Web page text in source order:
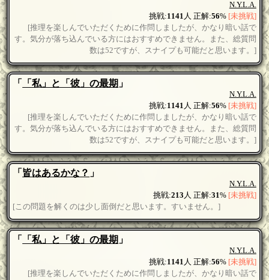
N.Y.L.A.
挑戦:1141 人 正解:56% [未挑戦]
[推理を楽しんでいただくために作問しましたが、かなり暗い話で
す。気分が落ち込んでいる方にはおすすめできません。また、総質問
数は52ですが、スナイプも可能だと思います。]
「 「私」と「彼」の最期 」
N.Y.L.A.
挑戦:1141 人 正解:56% [未挑戦]
[推理を楽しんでいただくために作問しましたが、かなり暗い話で
す。気分が落ち込んでいる方にはおすすめできません。また、総質問
数は52ですが、スナイプも可能だと思います。]
「 皆はあるかな？ 」
N.Y.L.A.
挑戦:213 人 正解:31% [未挑戦]
[この問題を解くのは少し面倒だと思います。すいません。]
「 「私」と「彼」の最期 」
N.Y.L.A.
挑戦:1141 人 正解:56% [未挑戦]
[推理を楽しんでいただくために作問しましたが、かなり暗い話で